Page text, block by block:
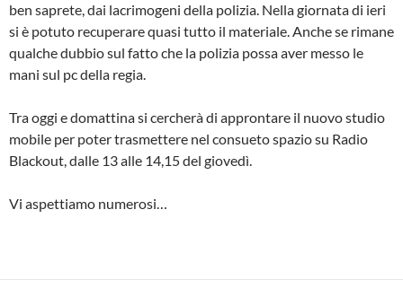
ben saprete, dai lacrimogeni della polizia. Nella giornata di ieri
si è potuto recuperare quasi tutto il materiale. Anche se rimane
qualche dubbio sul fatto che la polizia possa aver messo le
mani sul pc della regia.
Tra oggi e domattina si cercherà di approntare il nuovo studio
mobile per poter trasmettere nel consueto spazio su Radio
Blackout, dalle 13 alle 14,15 del giovedì.
Vi aspettiamo numerosi…